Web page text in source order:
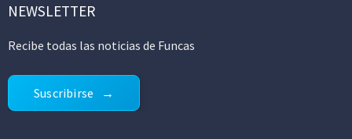
NEWSLETTER
Recibe todas las noticias de Funcas
Suscribirse